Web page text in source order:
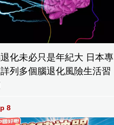
化未必只是年紀大 日本專
列多個腦退化風險生活習
8